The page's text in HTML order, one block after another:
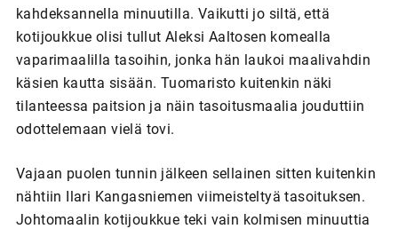
kahdeksannella minuutilla. Vaikutti jo siltä, että
kotijoukkue olisi tullut Aleksi Aaltosen komealla
vaparimaalilla tasoihin, jonka hän laukoi maalivahdin
käsien kautta sisään. Tuomaristo kuitenkin näki
tilanteessa paitsion ja näin tasoitusmaalia jouduttiin
odottelemaan vielä tovi.
Vajaan puolen tunnin jälkeen sellainen sitten kuitenkin
nähtiin Ilari Kangasniemen viimeisteltyä tasoituksen.
Johtomaalin kotijoukkue teki vain kolmisen minuuttia